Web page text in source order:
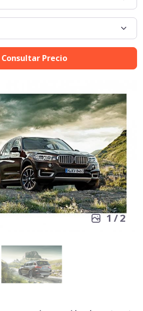
Consultar Precio
1/2